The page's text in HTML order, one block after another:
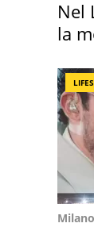
Nel
la
Milano